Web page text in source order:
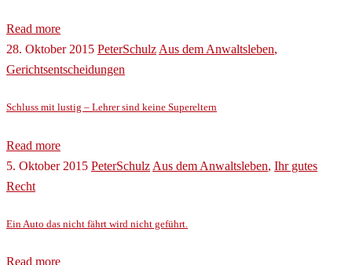
Read more
28. Oktober 2015 PeterSchulz Aus dem Anwaltsleben,
Gerichtsentscheidungen
Schluss mit lustig – Lehrer sind keine Supereltern
Read more
5. Oktober 2015 PeterSchulz Aus dem Anwaltsleben, Ihr gutes
Recht
Ein Auto das nicht fährt wird nicht geführt.
Read more